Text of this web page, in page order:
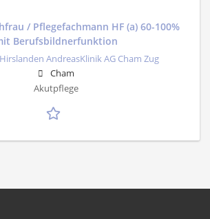
/ Pflegefachmann HF (a) 60-100%
Berufsbildnerfunktion
Hirslanden AndreasKlinik AG Cham Zug
Cham
Akutpflege